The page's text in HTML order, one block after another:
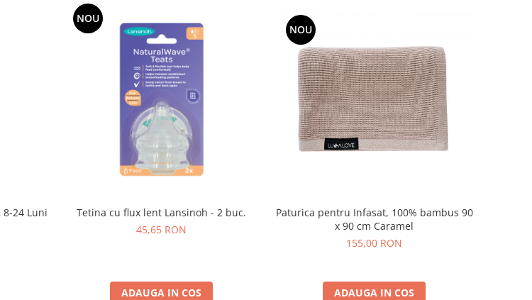
8-24 Luni
NOU
Tetina cu flux lent Lansinoh - 2 buc.
45,65 RON
ADAUGA IN COS
NOU
Paturica pentru Infasat, 100% bambus 90
x 90 cm Caramel
155,00 RON
ADAUGA IN COS